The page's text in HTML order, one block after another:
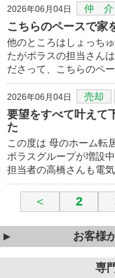
2026年06月04日 仲 介
こちらのペースで家
他のところはしょっち
たがポラスの担当さん
ださって、こちらのペ
2026年06月04日 売却
要望をすべて叶えて
た
この度は 母のホーム転
ポラスグループが増設
担当者の高橋さんも電
＜ 2
お客様
専